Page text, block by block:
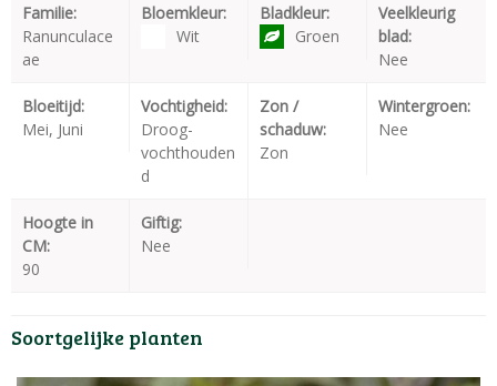
Familie:
Ranunculace
ae
Bloemkleur:
Wit
Bladkleur:
Groen
Veelkleurig
blad:
Nee
Bloeitijd:
Mei, Juni
Vochtigheid:
Droog-
vochthouden
d
Zon /
schaduw:
Zon
Wintergroen:
Nee
Hoogte in
CM:
90
Giftig:
Nee
Soortgelijke planten